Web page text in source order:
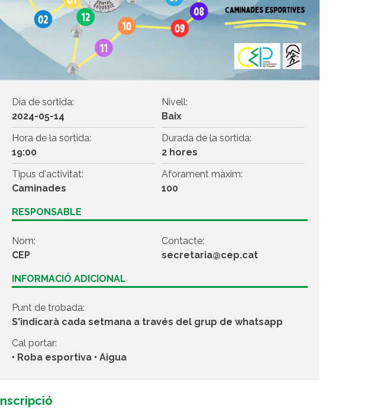
Dia de sortida:
2024-05-14
Nivell:
Baix
Hora de la sortida:
19:00
Durada de la sortida:
2 hores
Tipus d'activitat:
Caminades
Aforament màxim:
100
RESPONSABLE
Nom:
CEP
Contacte:
secretaria@cep.cat
INFORMACIÓ ADICIONAL
Punt de trobada:
S'indicarà cada setmana a través del grup de whatsapp
Cal portar:
• Roba esportiva • Aigua
Inscripció